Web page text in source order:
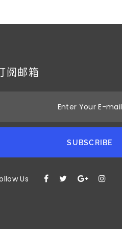
阅邮箱
Enter Your E-mail
SUBSCRIBE
Us